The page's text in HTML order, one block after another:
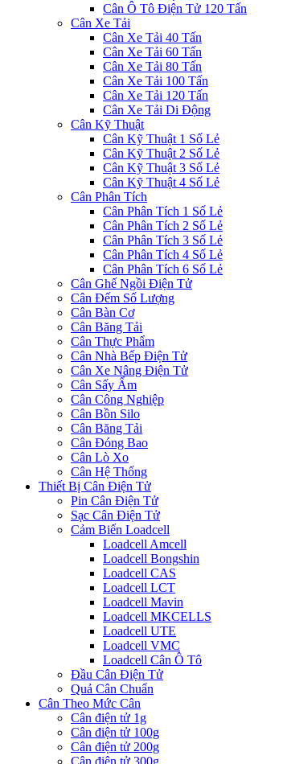
Cân Ô Tô Điện Tử 120 Tấn
Cân Xe Tải
Cân Xe Tải 40 Tấn
Cân Xe Tải 60 Tấn
Cân Xe Tải 80 Tấn
Cân Xe Tải 100 Tấn
Cân Xe Tải 120 Tấn
Cân Xe Tải Di Động
Cân Kỹ Thuật
Cân Kỹ Thuật 1 Số Lẻ
Cân Kỹ Thuật 2 Số Lẻ
Cân Kỹ Thuật 3 Số Lẻ
Cân Kỹ Thuật 4 Số Lẻ
Cân Phân Tích
Cân Phân Tích 1 Số Lẻ
Cân Phân Tích 2 Số Lẻ
Cân Phân Tích 3 Số Lẻ
Cân Phân Tích 4 Số Lẻ
Cân Phân Tích 6 Số Lẻ
Cân Ghế Ngồi Điện Tử
Cân Đếm Số Lượng
Cân Bàn Cơ
Cân Băng Tải
Cân Thực Phẩm
Cân Nhà Bếp Điện Tử
Cân Xe Nâng Điện Tử
Cân Sấy Ẩm
Cân Công Nghiệp
Cân Bồn Silo
Cân Băng Tải
Cân Đóng Bao
Cân Lò Xo
Cân Hệ Thống
Thiết Bị Cân Điện Tử
Pin Cân Điện Tử
Sạc Cân Điện Tử
Cảm Biến Loadcell
Loadcell Amcell
Loadcell Bongshin
Loadcell CAS
Loadcell LCT
Loadcell Mavin
Loadcell MKCELLS
Loadcell UTE
Loadcell VMC
Loadcell Cân Ô Tô
Đầu Cân Điện Tử
Quả Cân Chuẩn
Cân Theo Mức Cân
Cân điện tử 1g
Cân điện tử 100g
Cân điện tử 200g
Cân điện tử 300g